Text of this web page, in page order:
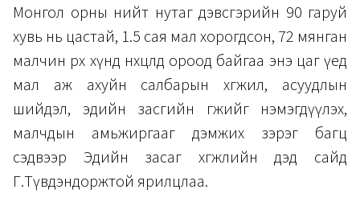
Монгол орны нийт нутаг дэвсгэрийн 90 гаруй
хувь нь цастай, 1.5 сая мал хорогдсон, 72 мянган
малчин өрх хүнд нөхцөлд ороод байгаа энэ цаг үед
мал аж ахуйн салбарын хөгжил, асуудлын
шийдэл, эдийн засгийн өгөөжийг нэмэгдүүлэх,
малчдын амьжиргааг дэмжих зэрэг багц
сэдвээр Эдийн засаг хөгжлийн дэд сайд
Г.Түвдэндоржтой ярилцлаа.